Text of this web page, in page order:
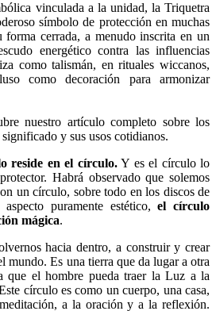
vinculada a la unidad, la Triquetra
símbolo de protección en muchas
forma cerrada, a menudo inscrita en un
energético contra las influencias
como talismán, en rituales wiccanos,
como decoración para armonizar
nuestro artículo completo sobre los
significado y sus usos cotidianos.
reside en el círculo.Y es el círculo lo
Habrá observado que solemos
un círculo, sobre todo en los discos de
puramente estético,el círculo
mágica.
hacia dentro, a construir y crear
mundo. Es una tierra que da lugar a otra
que el hombre pueda traer la Luz a la
círculo es como un cuerpo, una casa,
a la oración y a la reflexión.